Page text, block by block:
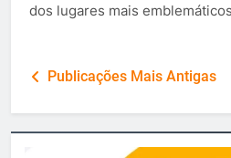
dos lugares mais
Navegação
por
posts
Publicações Mais Antigas